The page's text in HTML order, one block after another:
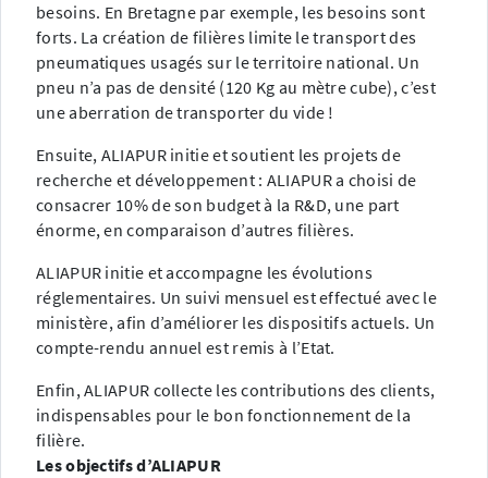
besoins. En Bretagne par exemple, les besoins sont
forts. La création de filières limite le transport des
pneumatiques usagés sur le territoire national. Un
pneu n’a pas de densité (120 Kg au mètre cube), c’est
une aberration de transporter du vide !
Ensuite, ALIAPUR initie et soutient les projets de
recherche et développement : ALIAPUR a choisi de
consacrer 10% de son budget à la R&D, une part
énorme, en comparaison d’autres filières.
ALIAPUR initie et accompagne les évolutions
réglementaires. Un suivi mensuel est effectué avec le
ministère, afin d’améliorer les dispositifs actuels. Un
compte-rendu annuel est remis à l’Etat.
Enfin, ALIAPUR collecte les contributions des clients,
indispensables pour le bon fonctionnement de la
filière.
Les objectifs d’ALIAPUR